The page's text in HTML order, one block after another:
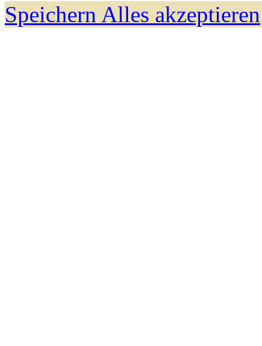
Speichern Alles akzeptieren